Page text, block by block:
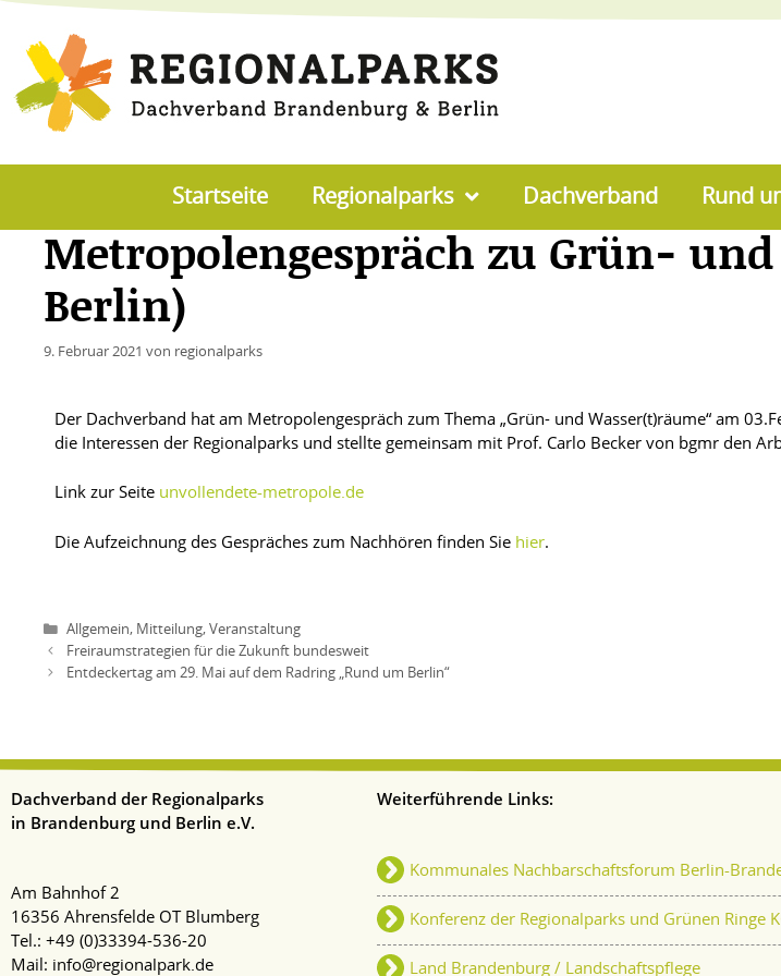
Startseite Regionalparks Dachverband Rund
Metropolengespräch zu Grün-
Berlin)
9. Februar 2021 von regionalparks
Der Dachverband hat am Metropolengespräch zum Thema „Grün- und Wasser(t)räume“ am
die Interessen der Regionalparks und stellte gemeinsam mit Prof. Carlo Becker von bgmr den
Link zur Seite unvollendete-metropole.de
Die Aufzeichnung des Gespräches zum Nachhören finden Sie hier.
Allgemein, Mitteilung, Veranstaltung
Freiraumstrategien für die Zukunft bundesweit
Entdeckertag am 29. Mai auf dem Radring „Rund um Berlin“
Dachverband der Regionalparks
in Brandenburg und Berlin e.V.
Am Bahnhof 2
16356 Ahrensfelde OT Blumberg
Tel.: +49 (0)33394-536-20
Mail: info@regionalpark.de
Weiterführende Links:
Kommunales Nachbarschaftsforum Berlin-
Konferenz der Regionalparks und Grünen Ringe
Land Brandenburg / Landschaftspflege